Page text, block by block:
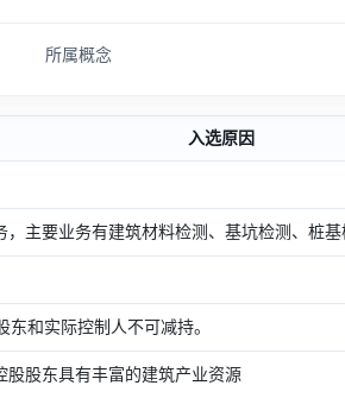
所属概念
入选原因
主要业务有建筑材料检测、基坑检测、桩
和实际控制人不可减持。
股股东具有丰富的建筑产业资源